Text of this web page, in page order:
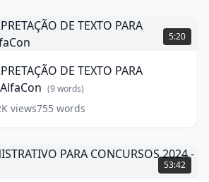
5:20
DE TEXTO PARA
(9words)
views755 words
53:42